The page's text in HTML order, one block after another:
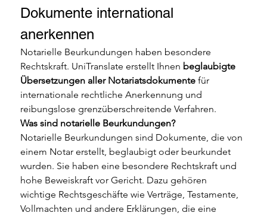
Dokumente international
anerkennen
Notarielle Beurkundungen haben besondere
Rechtskraft. UniTranslate erstellt Ihnen beglaubigte
Übersetzungen aller Notariatsdokumente für
internationale rechtliche Anerkennung und
reibungslose grenzüberschreitende Verfahren.
Was sind notarielle Beurkundungen?
Notarielle Beurkundungen sind Dokumente, die von
einem Notar erstellt, beglaubigt oder beurkundet
wurden. Sie haben eine besondere Rechtskraft und
hohe Beweiskraft vor Gericht. Dazu gehören
wichtige Rechtsgeschäfte wie Verträge, Testamente,
Vollmachten und andere Erklärungen, die eine